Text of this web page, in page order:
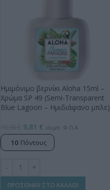
Ημιμόνιμο βερνίκι Aloha 15ml –
Χρώμα SP 49 (Semi-Transparent
Blue Lagoon – Ημιδιάφανο μπλε)
9,81 € συμπ. Φ.Π.Α
10 Πόντους
ΠΡΟΣΘΗΚΗ ΣΤΟ ΚΑΛΑΘΙ